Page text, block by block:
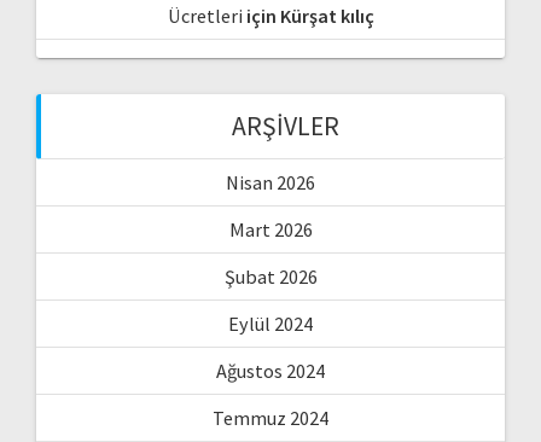
Ücretleri için Kürşat kılıç
ARŞIVLER
Nisan 2026
Mart 2026
Şubat 2026
Eylül 2024
Ağustos 2024
Temmuz 2024